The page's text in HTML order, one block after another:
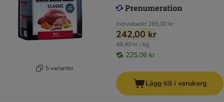
5 varianter
Individuellt 265,00 kr
242,00 kr
48,40 kr / kg
225,06 kr
Lägg till i varukorg